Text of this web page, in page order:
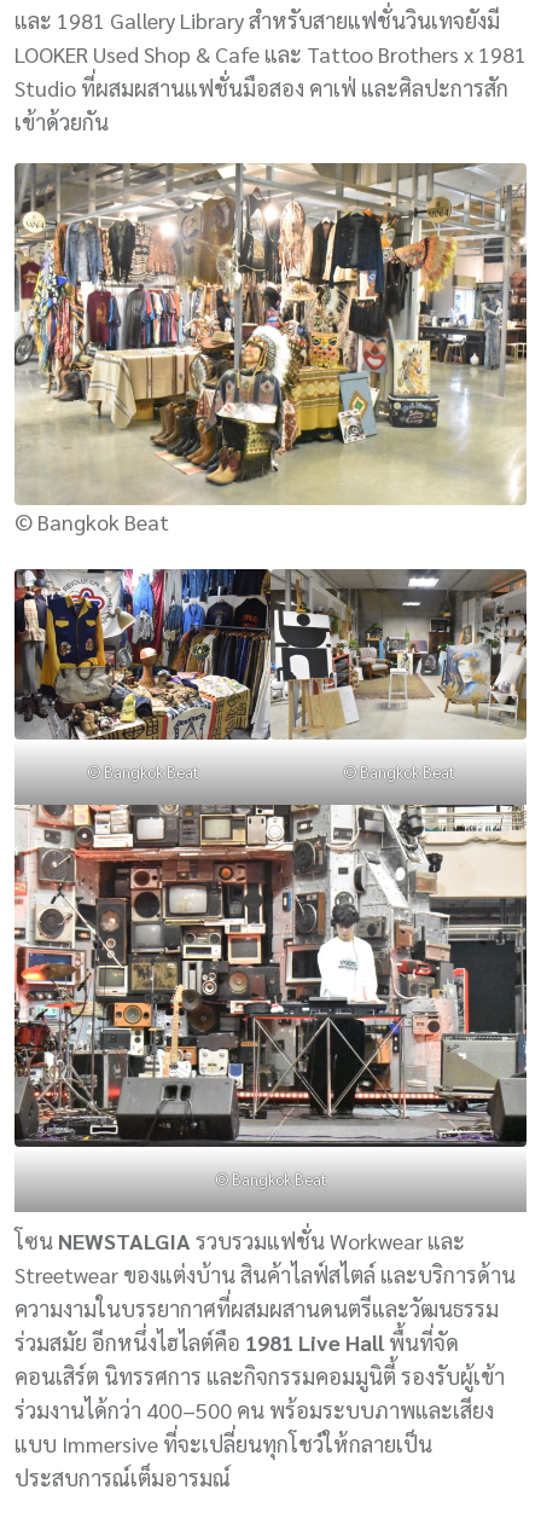
และ 1981 Gallery Library สำหรับสายแฟชั่นวินเทจยังมี
LOOKER Used Shop & Cafe และ Tattoo Brothers x 1981
Studio ที่ผสมผสานแฟชั่นมือสอง คาเฟ่ และศิลปะการสัก
เข้าด้วยกัน
© Bangkok Beat
© Bangkok Beat © Bangkok Beat
© Bangkok Beat
โซน NEWSTALGIA รวบรวมแฟชั่น Workwear และ
Streetwear ของแต่งบ้าน สินค้าไลฟ์สไตล์ และบริการด้าน
ความงามในบรรยากาศที่ผสมผสานดนตรีและวัฒนธรรม
ร่วมสมัย อีกหนึ่งไฮไลต์คือ 1981 Live Hallพื้นที่จัด
คอนเสิร์ต นิทรรศการ และกิจกรรมคอมมูนิตี้ รองรับผู้เข้า
ร่วมงานได้กว่า 400–500 คน พร้อมระบบภาพและเสียง
แบบ Immersive ที่จะเปลี่ยนทุกโชว์ให้กลายเป็น
ประสบการณ์เต็มอารมณ์